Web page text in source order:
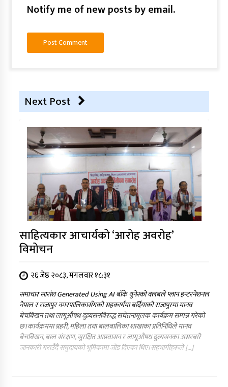
Notify me of new posts by email.
Next Post
साहित्यकार आचार्यको ‘आरोह अवरोह’
विमोचन
२६ जेष्ठ २०८३, मंगलवार १८:३१
समाचार सारांश Generated Using AI बाँके युनेस्को क्लबले प्लान इन्टरनेशनल
नेपाल र राजापुर नगरपालिकासँगको सहकार्यमा बर्दियाको राजापुरमा मानव
बेचबिखन तथा लागूऔषध दुव्र्यसनविरुद्ध सचेतनामूलक कार्यक्रम सम्पन्न गरेको
छ।कार्यक्रममा प्रहरी, महिला तथा बालबालिका शाखाका प्रतिनिधिले मानव
बेचबिखन, बाल संरक्षण, सुरक्षित आप्रवासन र लागूऔषध दुव्र्यसनका असरबारे
जानकारी गराउँदै समुदायको भूमिकामा जोड दिएका थिए।सहभागीहरूले […]